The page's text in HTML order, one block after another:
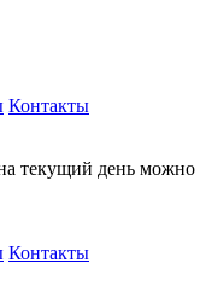
Контакты
текущий день можно
Контакты